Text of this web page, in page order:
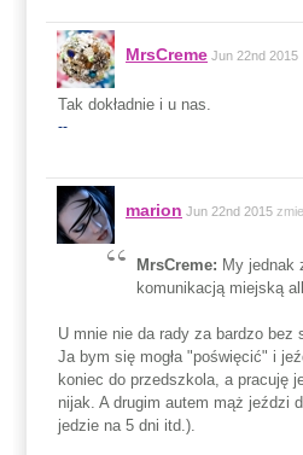
MrsCreme Jun 22nd 2015
Tak dokładnie i u nas.
--
marion Jun 22nd 2015
MrsCreme: My jednak
komunikacją miejską
U mnie nie da rady za bardzo bez
Ja bym się mogła "poświęcić" i
koniec do przedszkola, a pracuję
nijak. A drugim autem mąż jeździ
jedzie na 5 dni itd.).